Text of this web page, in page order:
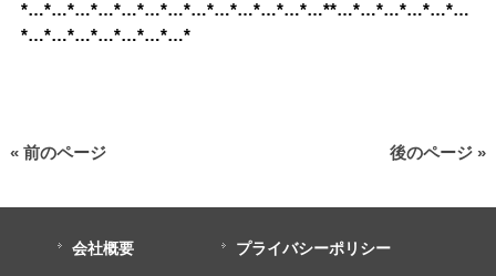
*…*…*…*…*…*…*…*…*…*…*…*…*…**…*…*…*…*…*…
*…*…*…*…*…*…*…*
« 前のページ 後のページ »
会社概要 プライバシーポリシー